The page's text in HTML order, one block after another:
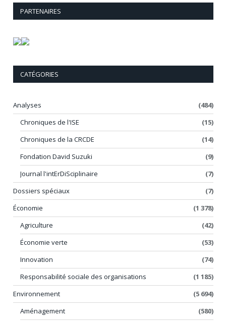
PARTENAIRES
CATÉGORIES
Analyses
(484)
Chroniques de l'ISE
(15)
Chroniques de la CRCDE
(14)
Fondation David Suzuki
(9)
Journal l'intErDiSciplinaire
(7)
Dossiers spéciaux
(7)
Économie
(1 378)
Agriculture
(42)
Économie verte
(53)
Innovation
(74)
Responsabilité sociale des organisations
(1 185)
Environnement
(5 694)
Aménagement
(580)